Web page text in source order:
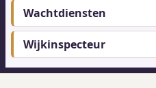
Wachtdiensten
Wijkinspecteur